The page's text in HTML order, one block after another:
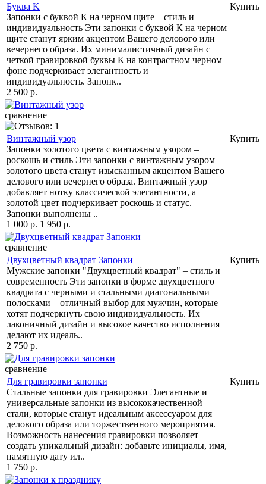
Буква K
Запонки с буквой К на черном щите – стиль и
индивидуальность Эти запонки с буквой К на черном
щите станут ярким акцентом Вашего делового или
вечернего образа. Их минималистичный дизайн с
четкой гравировкой буквы К на контрастном черном
фоне подчеркивает элегантность и
индивидуальность. Запонк..
2 500 р.
Купить
сравнение
Винтажный узор
Запонки золотого цвета с винтажным узором –
роскошь и стиль Эти запонки с винтажным узором
золотого цвета станут изысканным акцентом Вашего
делового или вечернего образа. Винтажный узор
добавляет нотку классической элегантности, а
золотой цвет подчеркивает роскошь и статус.
Запонки выполнены ..
1 000 р. 1 950 р.
Купить
сравнение
Двухцветный квадрат Запонки
Мужские запонки "Двухцветный квадрат" – стиль и
современность Эти запонки в форме двухцветного
квадрата с черными и стальными диагональными
полосками – отличный выбор для мужчин, которые
хотят подчеркнуть свою индивидуальность. Их
лаконичный дизайн и высокое качество исполнения
делают их идеаль..
2 750 р.
Купить
сравнение
Для гравировки запонки
Стальные запонки для гравировки Элегантные и
универсальные запонки из высококачественной
стали, которые станут идеальным аксессуаром для
делового образа или торжественного мероприятия.
Возможность нанесения гравировки позволяет
создать уникальный дизайн: добавьте инициалы, имя,
памятную дату ил..
1 750 р.
Купить